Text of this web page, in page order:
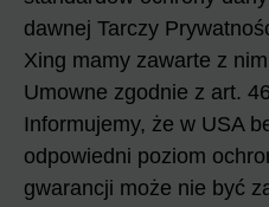
dawnej Tarczy
Xing mamy zawarte z
Umowne zgodnie z art.
Informujemy, że w USA
odpowiedni poziom
gwarancji może nie być